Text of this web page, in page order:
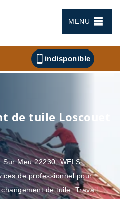
MENU
indisponible
de tuile Loscouet
Meu 22230, WELS
de professionnel pour
de tuile. Travail